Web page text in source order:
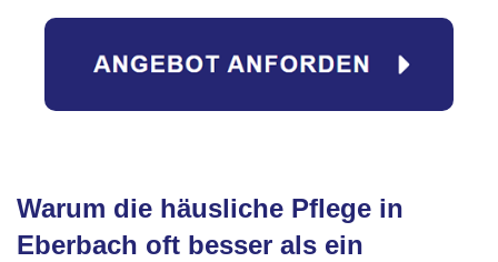
Warum die häusliche Pflege in
Eberbach oft besser als ein